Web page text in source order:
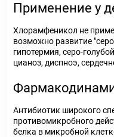
Применение у
Хлорамфеникол не
возможно развитие
гипотермия, серо-
цианоз, диспноэ,
Антибиотик широкого
противомикробного
белка в микробной